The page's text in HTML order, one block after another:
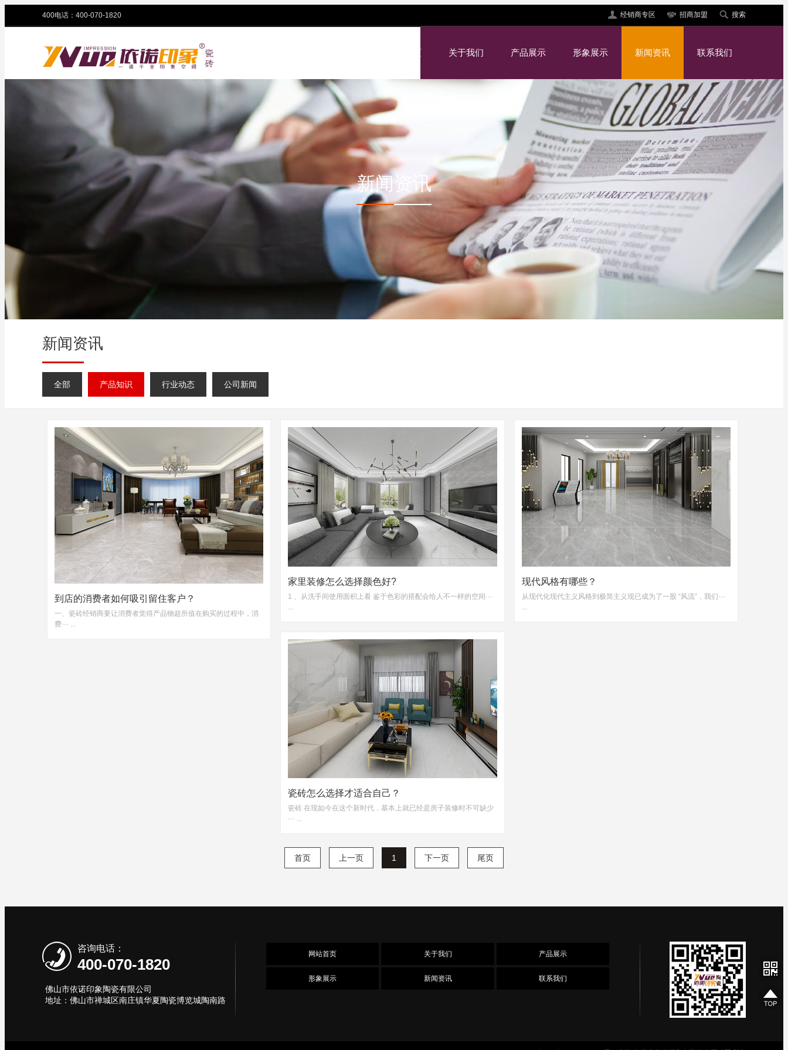
400电话：400-070-1820 搜索
招商加盟
经销商专区
网站首页 关于我们 产品展示 形象展示 新闻资讯 联系我们
新闻资讯
新闻资讯
全部 产品知识 行业动态 公司新闻
到店的消费者如何吸引留住客户？
一、瓷砖经销商要让消费者觉得产品物超所值在购买的过程中，消
费··· ...
家里装修怎么选择颜色好?
1 、从洗手间使用面积上看 鉴于色彩的搭配会给人不一样的空间···
现代风格有哪些？
从现代化现代主义风格到极简主义现已成为了一股 “风流”，我们···
瓷砖怎么选择才适合自己？
瓷砖 在现如今在这个新时代，基本上就已经是房子装修时不可缺少
··· ...
首页 上一页 1 下一页 尾页
咨询电话：
400-070-1820
佛山市依诺印象陶瓷有限公司
地址：佛山市禅城区南庄镇华夏陶瓷博览城陶南路
网站首页 关于我们 产品展示
形象展示 新闻资讯 联系我们